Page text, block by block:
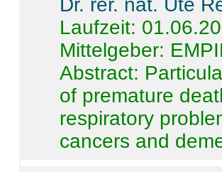
Laufzeit:
Mittelgeber:
Abstract:
of premature
respiratory
cancers and